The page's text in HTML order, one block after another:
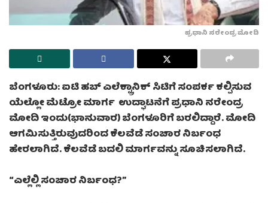
ಪ್ರಧಾನಿ ನರೇಂದ್ರ ಮೋದಿ
ಬೆಂಗಳೂರು:ಐಟಿ ಹಬ್ ಎಲೆಕ್ಟ್ರಾನಿಕ್ ಸಿಟಿಗೆ ಸಂಪರ್ಕ ಕಲ್ಪಿಸುವ
ಯೆಲ್ಲೋ ಮೆಟ್ರೋ ಮಾರ್ಗ ಉದ್ಘಾಟನೆಗೆ ಪ್ರಧಾನಿ ನರೇಂದ್ರ
ಮೋದಿ ಇಂದು(ಭಾನುವಾರ) ಬೆಂಗಳೂರಿಗೆ ಬರಲಿದ್ದಾರೆ. ಮೋದಿ
ಆಗಮಿಸುತ್ತಿರುವುದರಿಂದ ಕೆಲವೆಡೆ ಸಂಚಾರ ನಿರ್ಬಂಧ
ಹೇರಲಾಗಿದೆ. ಕೆಲವೆಡೆ ಬದಲಿ ಮಾರ್ಗವನ್ನು ಸೂಚಿಸಲಾಗಿದೆ.
“ಎಲ್ಲೆಲ್ಲಿ ಸಂಚಾರ ನಿರ್ಬಂಧ?”